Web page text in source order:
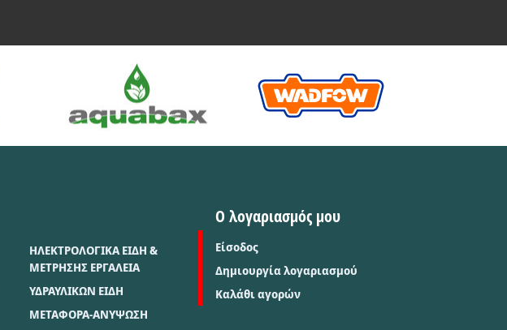
ΗΛΕΚΤΡΟΛΟΓΙΚΑ ΕΙΔΗ &
ΜΕΤΡΗΣΗΣ ΕΡΓΑΛΕΙΑ
ΥΔΡΑΥΛΙΚΩΝ ΕΙΔΗ
ΜΕΤΑΦΟΡΑ-ΑΝΥΨΩΣΗ
Ο λογαριασμός μου
Είσοδος
Δημιουργία λογαριασμού
Καλάθι αγορών